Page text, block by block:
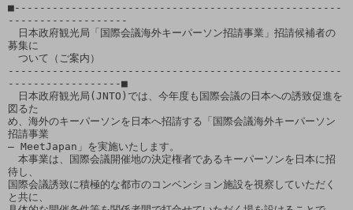
■----------------------------------------------------
-------------------
日本政府観光局「国際会議海外キーパーソン招請事業」招請候補者の
募集に
ついて（ご案内）
-----------------------------------------------------
------------------■
日本政府観光局(JNTO)では、今年度も国際会議の日本への誘致促進を
図るた
め、海外のキーパーソンを日本へ招請する「国際会議海外キーパーソン
招請事業
― MeetJapan」を実施いたします。
本事業は、国際会議開催地の決定権者であるキーパーソンを日本に招
待し、
国際会議誘致に積極的な都市のコンベンション施設を視察していただく
と共に、